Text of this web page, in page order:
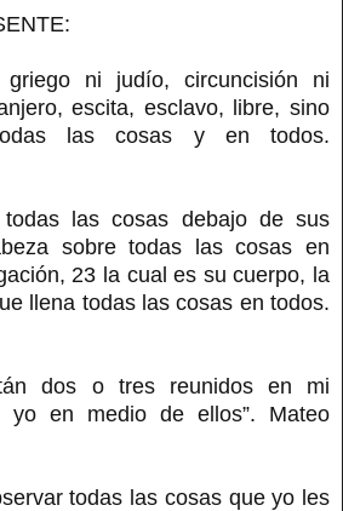
ni judío, circuncisión ni
escita, esclavo, libre, sino
las cosas y en todos.
las cosas debajo de sus
sobre todas las cosas en
23 la cual es su cuerpo, la
llena todas las cosas en todos.
dos o tres reunidos en mi
yo en medio de ellos”. Mateo
todas las cosas que yo les